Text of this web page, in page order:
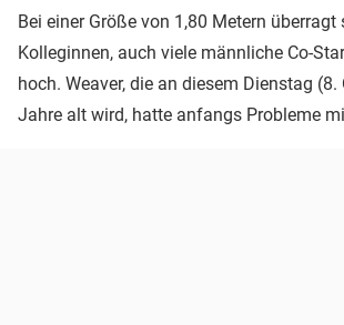
Bei einer Größe von 1,80 Metern überragt
Kolleginnen, auch viele männliche Co-
hoch. Weaver, die an diesem Dienstag (8.
Jahre alt wird, hatte anfangs Probleme